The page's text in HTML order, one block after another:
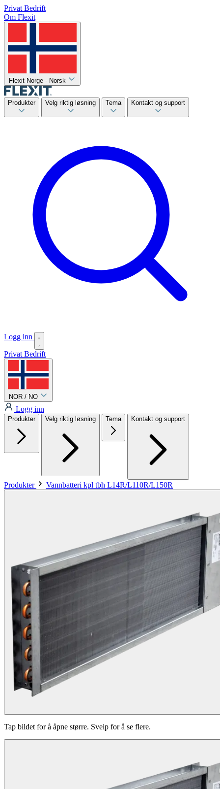
Privat Bedrift
Om Flexit
Flexit Norge - Norsk
Produkter Velg riktig løsning Tema Kontakt og support
Logg inn
Privat Bedrift
NOR / NO
Logg inn
Produkter Velg riktig løsning Tema Kontakt og support
Produkter Vannbatteri kpl tbh L14R/L110R/L150R
Tap bildet for å åpne større. Sveip for å se flere.